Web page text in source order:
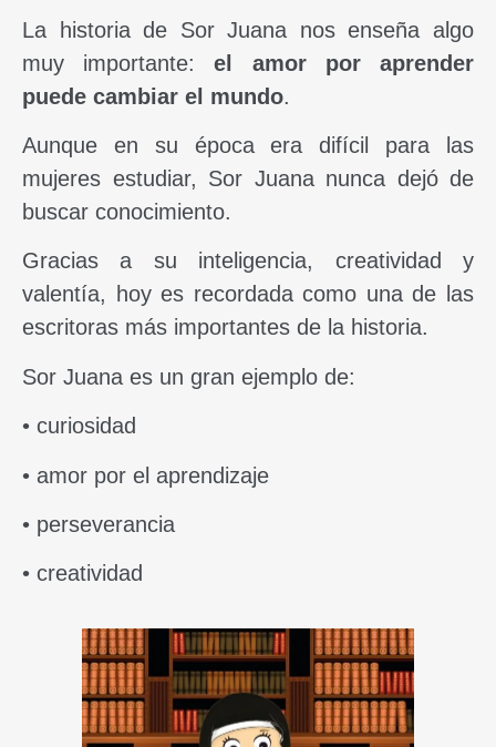
La historia de Sor Juana nos enseña algo
muy importante:el amor por aprender
puede cambiar el mundo.
Aunque en su época era difícil para las
mujeres estudiar, Sor Juana nunca dejó de
buscar conocimiento.
Gracias a su inteligencia, creatividad y
valentía, hoy es recordada como una de las
escritoras más importantes de la historia.
Sor Juana es un gran ejemplo de:
• curiosidad
• amor por el aprendizaje
• perseverancia
• creatividad